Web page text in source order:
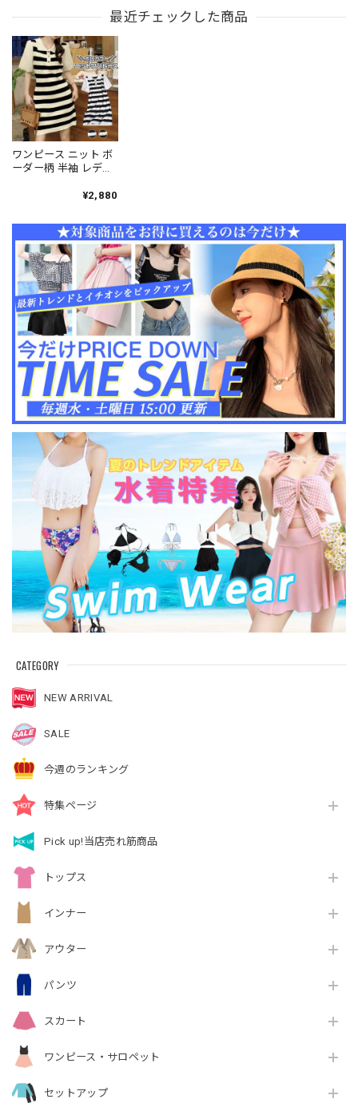
CATEGORY
NEW ARRIVAL
SALE
今週のランキング
特集ページ
Pick up!当店売れ筋商品
トップス
インナー
アウター
パンツ
スカート
ワンピース・サロペット
セットアップ
イト 白 フェミニン ガ
ース Aライン チュニ
ック 大人可愛い 大人
女子 [LS-CGD005]
れ Aライン ゆったり
ト服 [LS-CGD010]
最近チェックした商品
ワンピース ニット ボ
ーダー柄 半袖 レディ
ンピース きれいめ パ
大人 かわいい フェミ
ニン ポロカラー 袖切
り替え ミニワンピー
ス 大人可愛い 大人女
子 [LW-CDD005]
¥2,880